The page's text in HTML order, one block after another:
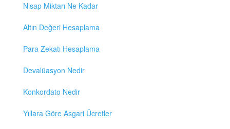
Nisap Miktarı Ne Kadar
Altın Değeri Hesaplama
Para Zekatı Hesaplama
Devalüasyon Nedir
Konkordato Nedir
Yıllara Göre Asgari Ücretler